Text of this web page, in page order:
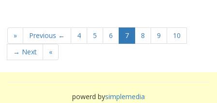
« ← Previous 4 5 6 7 8 9
10
Next →
»
powerd bysimplemedia